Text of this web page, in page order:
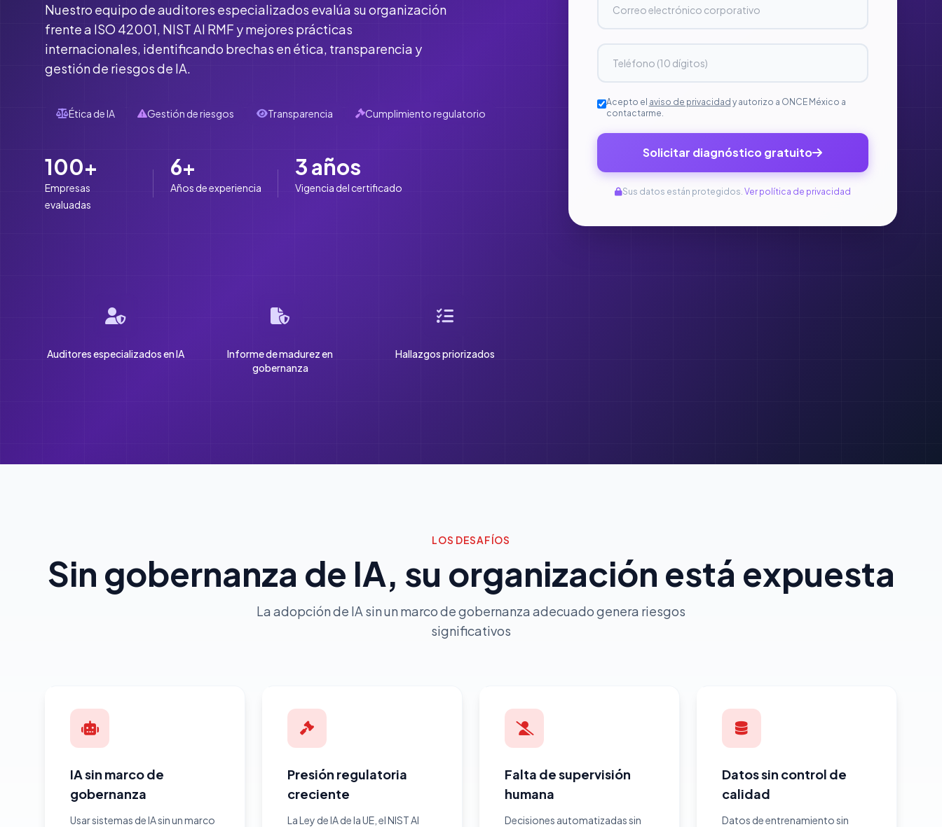
Nuestro equipo de auditores especializados evalúa su organización
frente a ISO 42001, NIST AI RMF y mejores prácticas
internacionales, identificando brechas en ética, transparencia y
gestión de riesgos de IA.
Ética de IA Gestión de riesgos Transparencia Cumplimiento regulatorio
100+
Empresas
evaluadas
6+
Años de experiencia
3 años
Vigencia del certificado
Acepto el aviso de privacidad y autorizo a ONCE México a
contactarme.
Solicitar diagnóstico gratuito
Sus datos están protegidos. Ver política de privacidad
Auditores especializados en IA
Informe de madurez en
gobernanza
Hallazgos priorizados
LOS DESAFÍOS
Sin gobernanza de IA, su organización está expuesta
La adopción de IA sin un marco de gobernanza adecuado genera riesgos
significativos
IA sin marco de
gobernanza
Usar sistemas de IA sin un marco
Presión regulatoria
creciente
La Ley de IA de la UE, el NIST AI
Falta de supervisión
humana
Decisiones automatizadas sin
Datos sin control de
calidad
Datos de entrenamiento sin